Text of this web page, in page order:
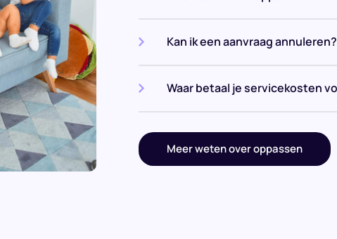
Kan ik een aanvraag annuleren?
Waar betaal je servicekosten
Meer weten over oppassen